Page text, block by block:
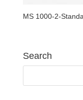
MS 1000-2-
Search